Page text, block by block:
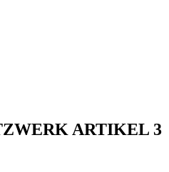
ARTIKEL 3